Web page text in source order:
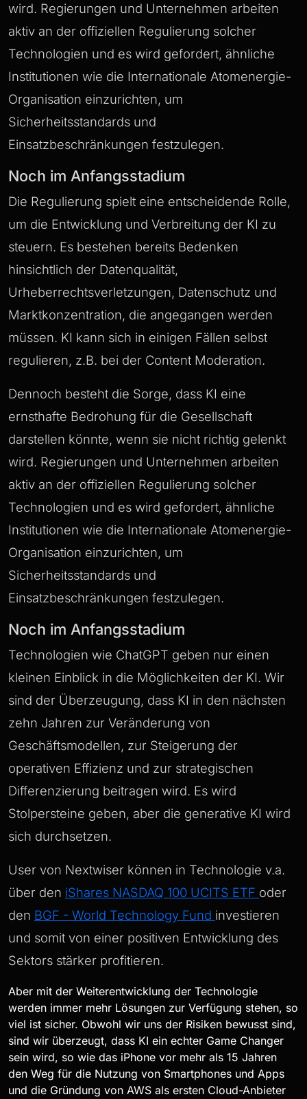
wird. Regierungen und Unternehmen arbeiten
aktiv an der offiziellen Regulierung solcher
Technologien und es wird gefordert, ähnliche
Institutionen wie die Internationale Atomenergie-
Organisation einzurichten, um
Sicherheitsstandards und
Einsatzbeschränkungen festzulegen.
Noch im Anfangsstadium
Die Regulierung spielt eine entscheidende Rolle,
um die Entwicklung und Verbreitung der KI zu
steuern. Es bestehen bereits Bedenken
hinsichtlich der Datenqualität,
Urheberrechtsverletzungen, Datenschutz und
Marktkonzentration, die angegangen werden
müssen. KI kann sich in einigen Fällen selbst
regulieren, z.B. bei der Content Moderation.
Dennoch besteht die Sorge, dass KI eine
ernsthafte Bedrohung für die Gesellschaft
darstellen könnte, wenn sie nicht richtig gelenkt
wird. Regierungen und Unternehmen arbeiten
aktiv an der offiziellen Regulierung solcher
Technologien und es wird gefordert, ähnliche
Institutionen wie die Internationale Atomenergie-
Organisation einzurichten, um
Sicherheitsstandards und
Einsatzbeschränkungen festzulegen.
Noch im Anfangsstadium
Technologien wie ChatGPT geben nur einen
kleinen Einblick in die Möglichkeiten der KI. Wir
sind der Überzeugung, dass KI in den nächsten
zehn Jahren zur Veränderung von
Geschäftsmodellen, zur Steigerung der
operativen Effizienz und zur strategischen
Differenzierung beitragen wird. Es wird
Stolpersteine geben, aber die generative KI wird
sich durchsetzen.
User von Nextwiser können in Technologie v.a.
über den iShares NASDAQ 100 UCITS ETF oder
den BGF - World Technology Fund investieren
und somit von einer positiven Entwicklung des
Sektors stärker profitieren.
Aber mit der Weiterentwicklung der Technologie
werden immer mehr Lösungen zur Verfügung stehen, so
viel ist sicher. Obwohl wir uns der Risiken bewusst sind,
sind wir überzeugt, dass KI ein echter Game Changer
sein wird, so wie das iPhone vor mehr als 15 Jahren
den Weg für die Nutzung von Smartphones und Apps
und die Gründung von AWS als ersten Cloud-Anbieter